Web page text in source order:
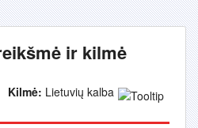
ir kilmė
Kilmė: Lietuvių kalba